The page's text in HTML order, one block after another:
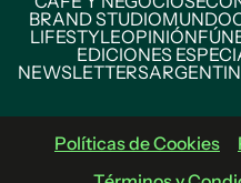
BRAND STUDIOMUNDO
LIFESTYLEOPINIÓN
EDICIONES
NEWSLETTERS
Políticas de Cookies